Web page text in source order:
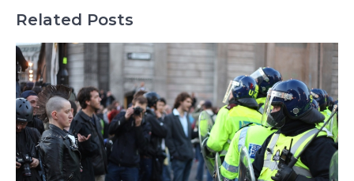
Related Posts